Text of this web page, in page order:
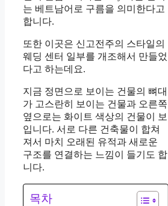
는 베트남어로 구름을 의미한다고
합니다.
또한 이곳은 신고전주의 스타일의
웨딩 센터 일부를 개조해서 만들었
다고 하는데요.
지금 정면으로 보이는 건물의 뼈대
가 고스란히 보이는 건물과 오른쪽
옆으로는 화이트 색상의 건물이 보
입니다. 서로 다른 건축물이 합쳐
져서 마치 오래된 유적과 새로운
구조를 연결하는 느낌이 들기도 합
니다.
목차